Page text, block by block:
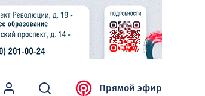
Прямой эфир